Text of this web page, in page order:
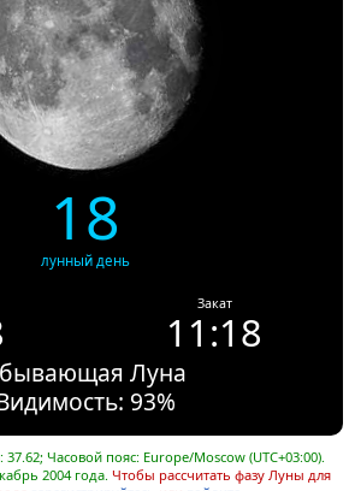
18
лунный день
Закат
11:18
Луна
93%
Часовой пояс: Europe/Moscow (UTC+03:00).
2004 года. Чтобы рассчитать фазу Луны для